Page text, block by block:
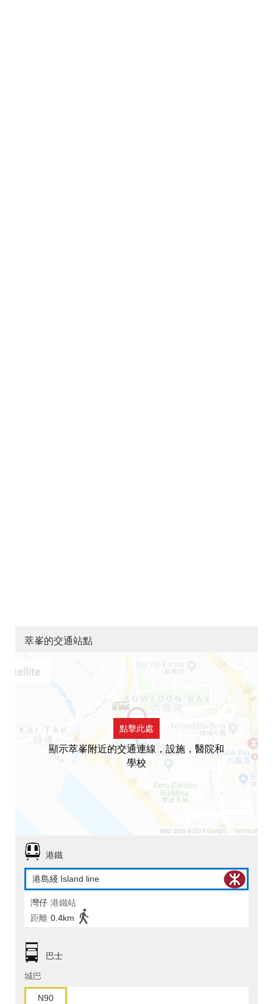
萃峯的交通站點
點擊此處
顯示萃峯附近的交通連線，設施，醫院和
學校
港鐵
港島綫 Island line
灣仔 港鐵站
距離 0.4km
巴士
城巴
N90